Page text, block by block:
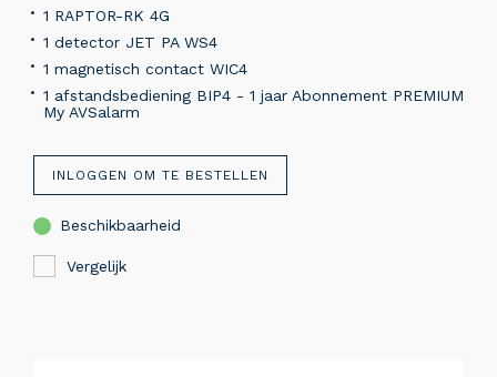
1 RAPTOR-RK 4G
1 detector JET PA WS4
1 magnetisch contact WIC4
1 afstandsbediening BIP4 - 1 jaar Abonnement PREMIUM
My AVSalarm
INLOGGEN OM TE BESTELLEN
Beschikbaarheid
Vergelijk